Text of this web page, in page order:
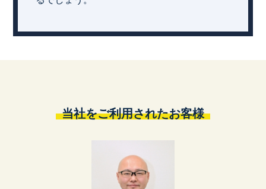
当社をご利用されたお客様